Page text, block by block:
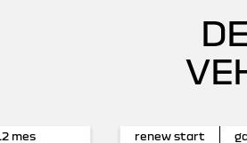
mes renew start